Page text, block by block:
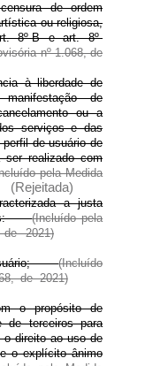
de ordem
ou religiosa,
8º-B e art. 8º-
nº 1.068, de
à liberdade de
de
ou a
serviços e das
de usuário de
ser realizado com
pela Medida
(Rejeitada)
a justa
(Incluído pela
2021)
usuário;(Incluído
de 2021)
o propósito de
de terceiros para
o direito ao uso de
o explícito ânimo